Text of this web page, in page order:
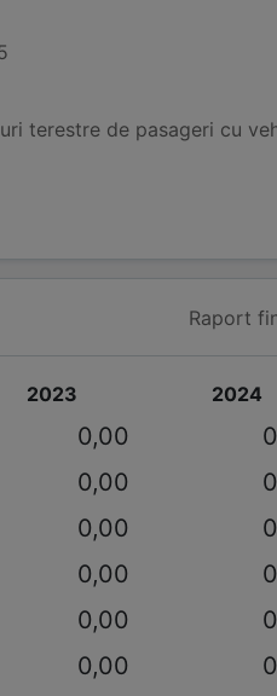
terestre de pasageri cu
Raport
2023 2024
0,00
0,00
0,00
0,00
0,00
0,00